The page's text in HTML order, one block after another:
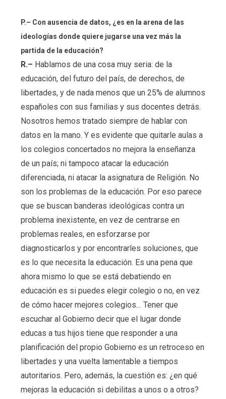
P.– Con ausencia de datos, ¿es en la arena de las
ideologías donde quiere jugarse una vez más la
partida de la educación?
R.– Hablamos de una cosa muy seria: de la
educación, del futuro del país, de derechos, de
libertades, y de nada menos que un 25% de alumnos
españoles con sus familias y sus docentes detrás.
Nosotros hemos tratado siempre de hablar con
datos en la mano. Y es evidente que quitarle aulas a
los colegios concertados no mejora la enseñanza
de un país; ni tampoco atacar la educación
diferenciada, ni atacar la asignatura de Religión. No
son los problemas de la educación. Por eso parece
que se buscan banderas ideológicas contra un
problema inexistente, en vez de centrarse en
problemas reales, en esforzarse por
diagnosticarlos y por encontrarles soluciones, que
es lo que necesita la educación. Es una pena que
ahora mismo lo que se está debatiendo en
educación es si puedes elegir colegio o no, en vez
de cómo hacer mejores colegios… Tener que
escuchar al Gobierno decir que el lugar donde
educas a tus hijos tiene que responder a una
planificación del propio Gobierno es un retroceso en
libertades y una vuelta lamentable a tiempos
autoritarios. Pero, además, la cuestión es: ¿en qué
mejoras la educación si debilitas a unos o a otros?